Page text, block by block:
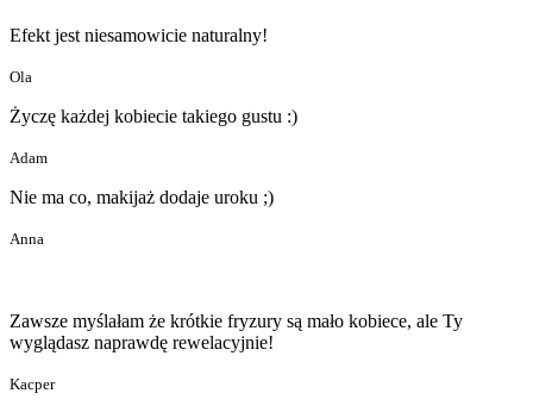
Efekt jest niesamowicie naturalny!
Ola
Życzę każdej kobiecie takiego gustu :)
Adam
Nie ma co, makijaż dodaje uroku ;)
Anna
Zawsze myślałam że krótkie fryzury są mało kobiece, ale Ty
wyglądasz naprawdę rewelacyjnie!
Kacper